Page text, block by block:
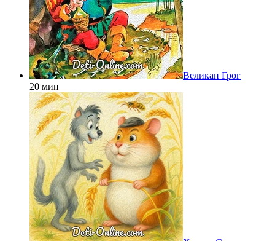
Великан Грог
20 мин